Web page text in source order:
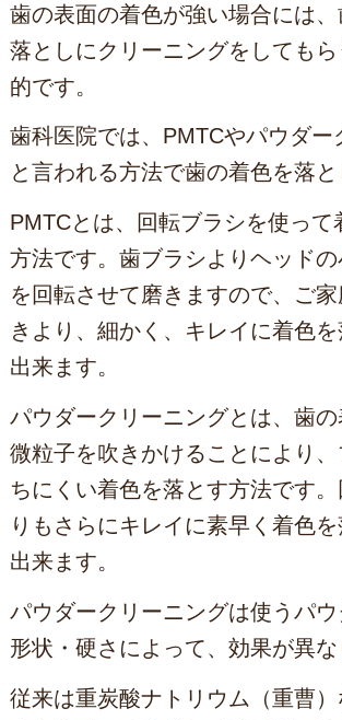
歯の表面の着色が強い場合には
落としにクリーニングをしても
的です。
歯科医院では、PMTCやパウダー
と言われる方法で歯の着色を落と
PMTCとは、回転ブラシを使って
方法です。歯ブラシよりヘッド
を回転させて磨きますので、ご
きより、細かく、キレイに着色
出来ます。
パウダークリーニングとは、歯
微粒子を吹きかけることにより
ちにくい着色を落とす方法です
りもさらにキレイに素早く着色
出来ます。
パウダークリーニングは使うパウ
形状・硬さによって、効果が異な
従来は重炭酸ナトリウム（重曹